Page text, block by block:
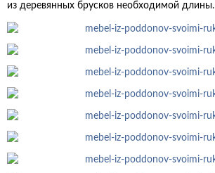
из деревянных брусков необходимой длины.